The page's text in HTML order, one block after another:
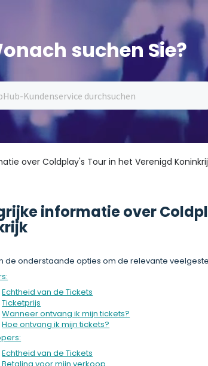
suchen Sie?
over Coldplay's Tour in het Verenigd
informatie over
de onderstaande opties om de relevante
Echtheid van de Tickets
Ticketprijs
Wanneer ontvang ik mijn tickets?
Hoe ontvang ik mijn tickets?
Echtheid van de Tickets